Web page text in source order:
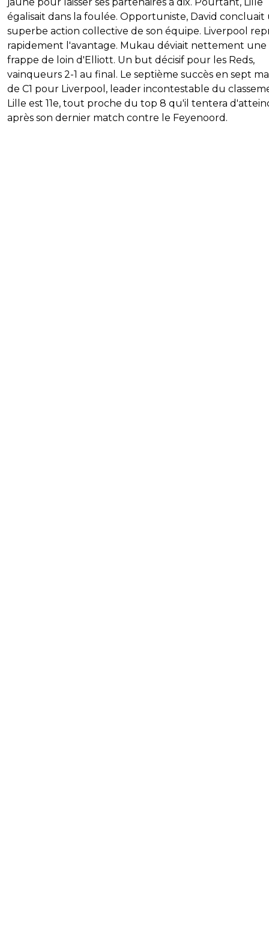
jaune pour laisser ses partenaires à dix. Pourtant, Lille
égalisait dans la foulée. Opportuniste, David concluait
superbe action collective de son équipe. Liverpool
rapidement l'avantage. Mukau déviait nettement une
frappe de loin d'Elliott. Un but décisif pour les Reds,
vainqueurs 2-1 au final. Le septième succès en sept
de C1 pour Liverpool, leader incontestable du
Lille est 11e, tout proche du top 8 qu'il tentera
après son dernier match contre le Feyenoord.